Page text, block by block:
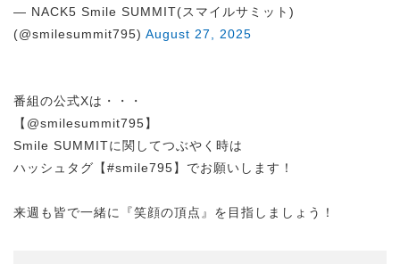
— NACK5 Smile SUMMIT(スマイルサミット)
(@smilesummit795) August 27, 2025
番組の公式Xは・・・
【@smilesummit795】
Smile SUMMITに関してつぶやく時は
ハッシュタグ【#smile795】でお願いします！
来週も皆で一緒に『笑顔の頂点』を目指しましょう！